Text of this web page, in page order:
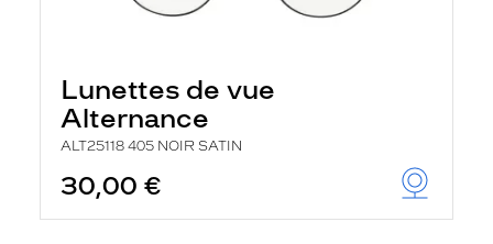
Lunettes de vue
Alternance
ALT25118 405 NOIR SATIN
30,00 €